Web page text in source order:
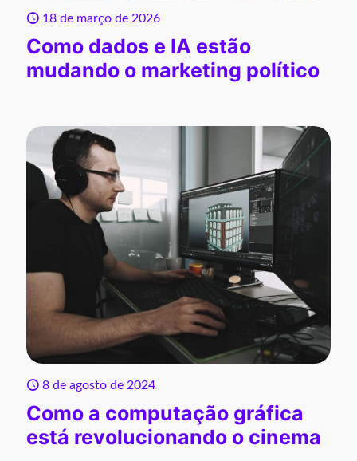
18 de março de 2026
Como dados e IA estão
mudando o marketing político
8 de agosto de 2024
Como a computação gráfica
está revolucionando o cinema